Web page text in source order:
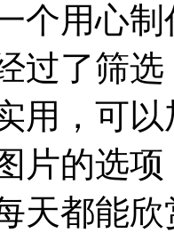
个用心
过了筛
用，可
片的选
天都能